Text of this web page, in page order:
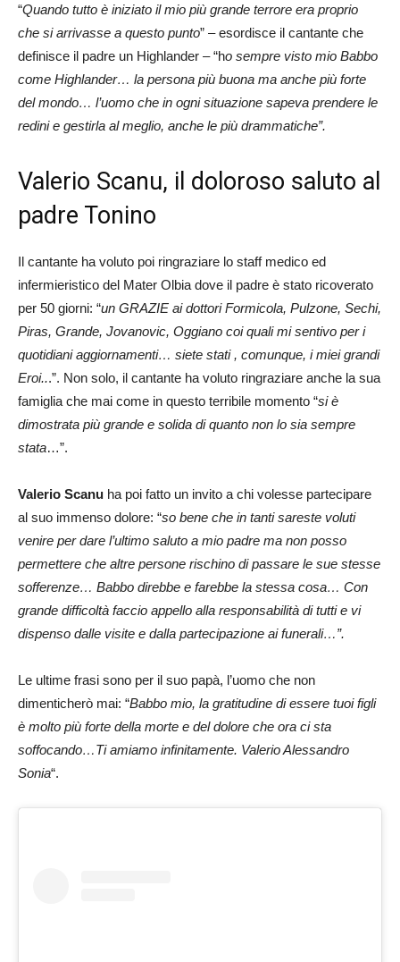
“Quando tutto è iniziato il mio più grande terrore era proprio
che si arrivasse a questo punto” – esordisce il cantante che
definisce il padre un Highlander – “ho sempre visto mio Babbo
come Highlander… la persona più buona ma anche più forte
del mondo… l’uomo che in ogni situazione sapeva prendere le
redini e gestirla al meglio, anche le più drammatiche”.
Valerio Scanu, il doloroso saluto al
padre Tonino
Il cantante ha voluto poi ringraziare lo staff medico ed
infermieristico del Mater Olbia dove il padre è stato ricoverato
per 50 giorni: “un GRAZIE ai dottori Formicola, Pulzone, Sechi,
Piras, Grande, Jovanovic, Oggiano coi quali mi sentivo per i
quotidiani aggiornamenti… siete stati , comunque, i miei grandi
Eroi...”. Non solo, il cantante ha voluto ringraziare anche la sua
famiglia che mai come in questo terribile momento “si è
dimostrata più grande e solida di quanto non lo sia sempre
stata…”.
Valerio Scanu ha poi fatto un invito a chi volesse partecipare
al suo immenso dolore: “so bene che in tanti sareste voluti
venire per dare l’ultimo saluto a mio padre ma non posso
permettere che altre persone rischino di passare le sue stesse
sofferenze… Babbo direbbe e farebbe la stessa cosa… Con
grande difficoltà faccio appello alla responsabilità di tutti e vi
dispenso dalle visite e dalla partecipazione ai funerali…”.
Le ultime frasi sono per il suo papà, l’uomo che non
dimenticherò mai: “Babbo mio, la gratitudine di essere tuoi figli
è molto più forte della morte e del dolore che ora ci sta
soffocando…Ti amiamo infinitamente. Valerio Alessandro
Sonia“.